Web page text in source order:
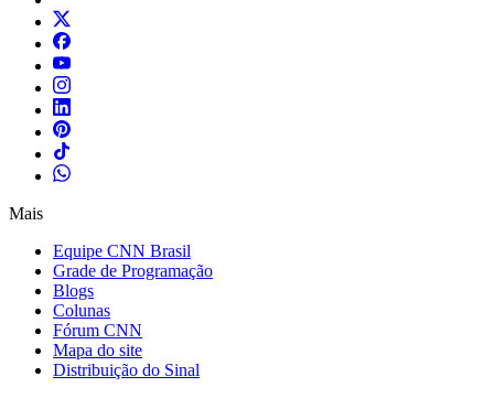
Mais
Equipe CNN Brasil
Grade de Programação
Blogs
Colunas
Fórum CNN
Mapa do site
Distribuição do Sinal